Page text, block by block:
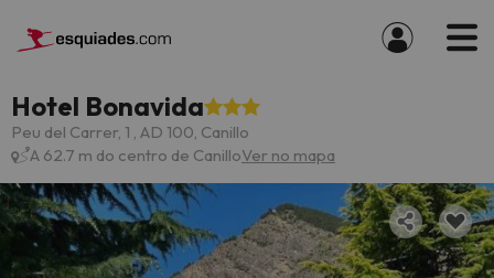
Hotel Bonavida
Peu del Carrer, 1 , AD 100, Canillo
A 62.7 m do centro de CanilloVer no mapa